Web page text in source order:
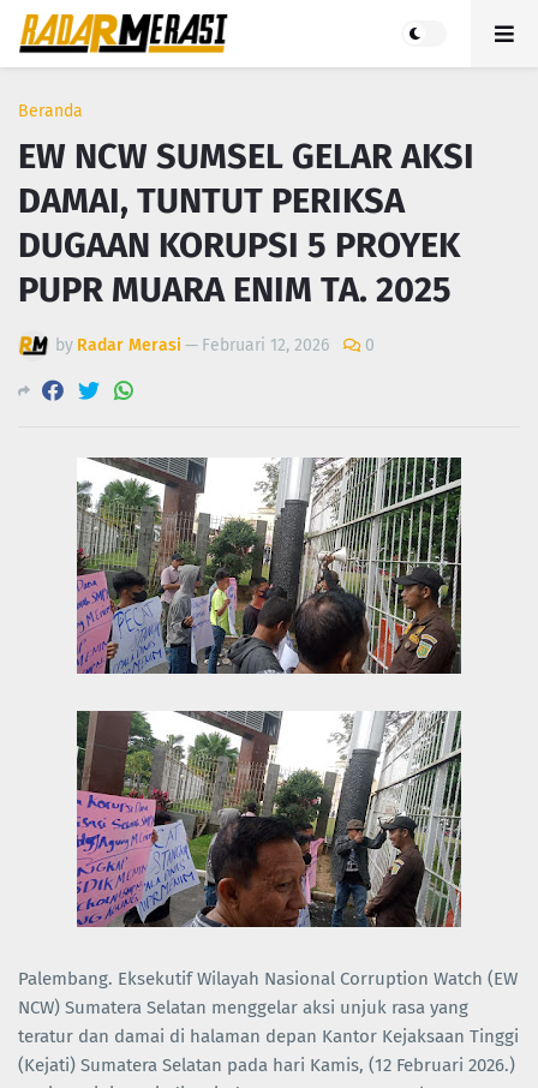
Beranda
EW NCW SUMSEL GELAR AKSI
DAMAI, TUNTUT PERIKSA
DUGAAN KORUPSI 5 PROYEK
PUPR MUARA ENIM TA. 2025
by Radar Merasi — Februari 12, 2026 0
Palembang. Eksekutif Wilayah Nasional Corruption Watch (EW
NCW) Sumatera Selatan menggelar aksi unjuk rasa yang
teratur dan damai di halaman depan Kantor Kejaksaan Tinggi
(Kejati) Sumatera Selatan pada hari Kamis, (12 Februari 2026.)